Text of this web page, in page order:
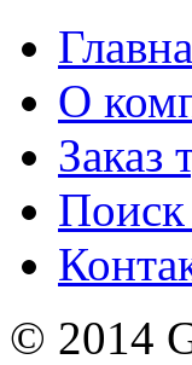
О
Заказ
Поиск
© 2014